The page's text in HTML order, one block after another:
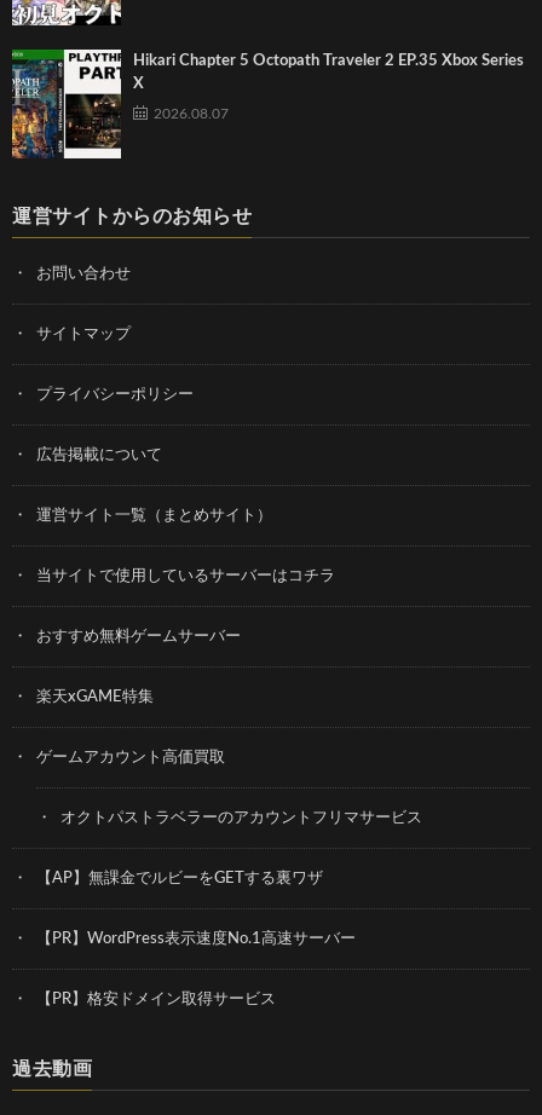
Hikari Chapter 5 Octopath Traveler 2 EP.35 Xbox Series
X
2026.08.07
運営サイトからのお知らせ
お問い合わせ
サイトマップ
プライバシーポリシー
広告掲載について
運営サイト一覧（まとめサイト）
当サイトで使用しているサーバーはコチラ
おすすめ無料ゲームサーバー
楽天xGAME特集
ゲームアカウント高価買取
オクトパストラベラーのアカウントフリマサービス
【AP】無課金でルビーをGETする裏ワザ
【PR】WordPress表示速度No.1高速サーバー
【PR】格安ドメイン取得サービス
過去動画